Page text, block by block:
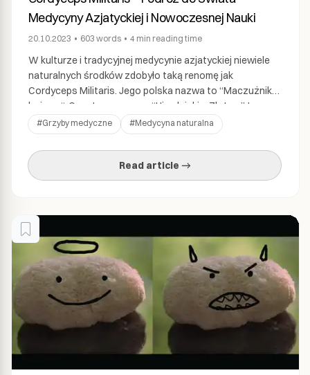
Medycyny Azjatyckiej i Nowoczesnej Nauki
20.10.2023 • 603 words • 4 min reading time
W kulturze i tradycyjnej medycynie azjatyckiej niewiele
naturalnych środków zdobyło taką renomę jak
Cordyceps Militaris. Jego polska nazwa to “Maczużnik
bojowy“. Często nazywany “Himalajskim Złotem” ten
niezwykły grzyb posiada bogatą historię stosowania w
praktykach leczniczych na obszarze Azji. Dziś
nowoczesna nauka odsłania niesamowite korzyści
zdrowotne związane z tym niezwykłym grzybym. Badania
potwierdzają to, co od […]
#Grzyby medyczne #Medycyna naturalna
Read article →